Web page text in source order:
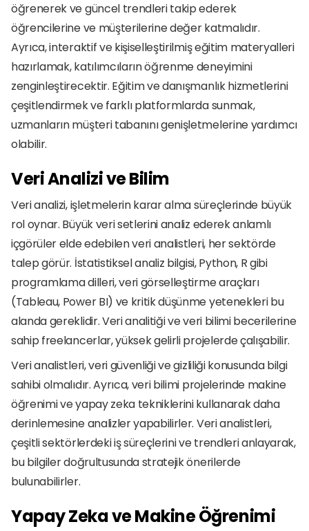
öğrenerek ve güncel trendleri takip ederek
öğrencilerine ve müşterilerine değer katmalıdır.
Ayrıca, interaktif ve kişiselleştirilmiş eğitim materyalleri
hazırlamak, katılımcıların öğrenme deneyimini
zenginleştirecektir. Eğitim ve danışmanlık hizmetlerini
çeşitlendirmek ve farklı platformlarda sunmak,
uzmanların müşteri tabanını genişletmelerine yardımcı
olabilir.
Veri Analizi ve Bilim
Veri analizi, işletmelerin karar alma süreçlerinde büyük
rol oynar. Büyük veri setlerini analiz ederek anlamlı
içgörüler elde edebilen veri analistleri, her sektörde
talep görür. İstatistiksel analiz bilgisi, Python, R gibi
programlama dilleri, veri görselleştirme araçları
(Tableau, Power BI) ve kritik düşünme yetenekleri bu
alanda gereklidir. Veri analitiği ve veri bilimi becerilerine
sahip freelancerlar, yüksek gelirli projelerde çalışabilir.
Veri analistleri, veri güvenliği ve gizliliği konusunda bilgi
sahibi olmalıdır. Ayrıca, veri bilimi projelerinde makine
öğrenimi ve yapay zeka tekniklerini kullanarak daha
derinlemesine analizler yapabilirler. Veri analistleri,
çeşitli sektörlerdeki iş süreçlerini ve trendleri anlayarak,
bu bilgiler doğrultusunda stratejik önerilerde
bulunabilirler.
Yapay Zeka ve Makine Öğrenimi